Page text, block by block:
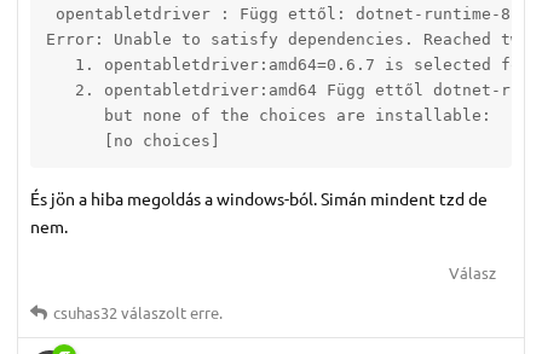
opentabletdriver : Függ ettől: dotnet-runtime-8.0
Error: Unable to satisfy dependencies. Reached
1. opentabletdriver:amd64=0.6.7 is selected for
2. opentabletdriver:amd64 Függ ettől dotnet-
      but none of the choices are installable:
      [no choices]
És jön a hiba megoldás a windows-ból. Simán mindent tzd de
nem.
Válasz
csuhas32 válaszolt erre.